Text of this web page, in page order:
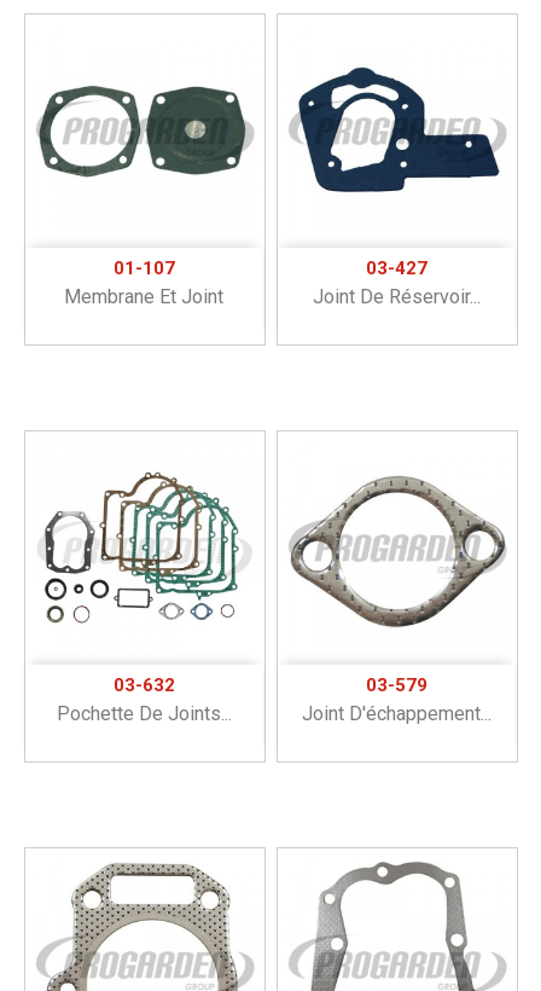
01-107
Membrane Et Joint
03-427
Joint De Réservoir...
03-632
Pochette De Joints...
03-579
Joint D'échappement...